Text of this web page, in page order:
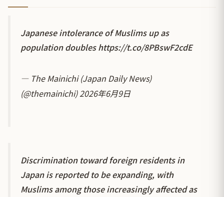
Japanese intolerance of Muslims up as
population doubleshttps://t.co/8PBswF2cdE
— The Mainichi (Japan Daily News)
(@themainichi)2026年6月9日
Discrimination toward foreign residents in
Japan is reported to be expanding, with
Muslims among those increasingly affected as